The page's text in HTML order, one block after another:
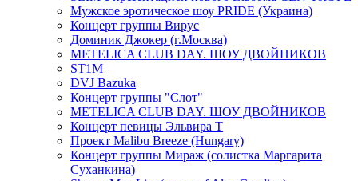
Мужское эротическое шоу PRIDE (Украина)
Концерт группы Вирус
Доминик Джокер (г.Москва)
METELICA CLUB DAY. ШОУ ДВОЙНИКОВ
ST1M
DVJ Bazuka
Концерт группы "Слот"
METELICA CLUB DAY. ШОУ ДВОЙНИКОВ
Концерт певицы Эльвира Т
Проект Malibu Breeze (Hungary)
Концерт группы Мираж (солистка Маргарита
Суханкина)